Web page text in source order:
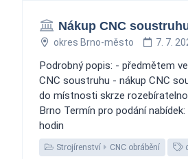
Nákup CNC
okres Brno-město 7. 7.
Podrobný popis: - předmětem
CNC soustruhu - nákup CNC
do místnosti skrze
Brno Termín pro podání
hodin
Strojírenství CNC obrábění